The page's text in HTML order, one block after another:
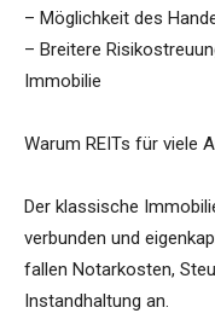
– Möglichkeit des
– Breitere
Immobilie
Warum REITs für viele
Der klassische
verbunden und
fallen Notarkosten,
Instandhaltung an.